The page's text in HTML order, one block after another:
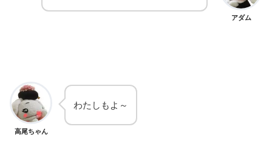
アダム
高尾ちゃん
わたしもよ～